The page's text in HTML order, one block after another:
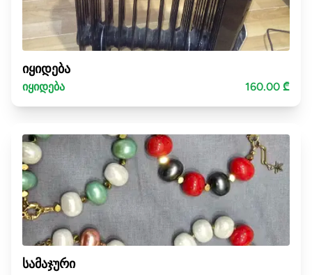
იყიდება
იყიდება 160.00 ₾
სამაჯური